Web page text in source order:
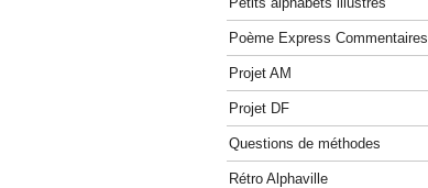
Poème Express Commentaires
Projet AM
Projet DF
Questions de méthodes
Rétro Alphaville